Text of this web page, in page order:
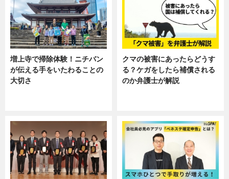
増上寺で掃除体験！ニチバン
が伝える手をいたわることの
大切さ
クマの被害にあったらどうす
る？ケガをしたら補償される
のか弁護士が解説